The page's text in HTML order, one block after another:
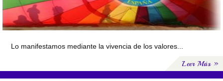
Lo manifestamos mediante la vivencia de los valores...
Leer Más »